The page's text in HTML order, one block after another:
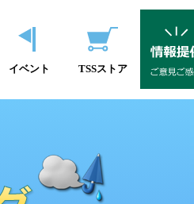
イベント TSSストア